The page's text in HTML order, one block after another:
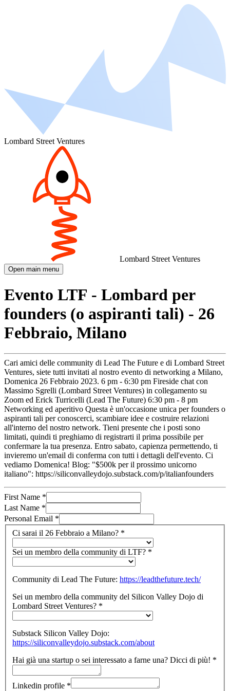
Lombard Street Ventures
Lombard Street Ventures
Open main menu
Evento LTF - Lombard per
founders (o aspiranti tali) - 26
Febbraio, Milano
Cari amici delle community di Lead The Future e di Lombard Street
Ventures, siete tutti invitati al nostro evento di networking a Milano,
Domenica 26 Febbraio 2023. 6 pm - 6:30 pm Fireside chat con
Massimo Sgrelli (Lombard Street Ventures) in collegamento su
Zoom ed Erick Turricelli (Lead The Future) 6:30 pm - 8 pm
Networking ed aperitivo Questa è un'occasione unica per founders o
aspiranti tali per conoscerci, scambiare idee e costruire relazioni
all'interno del nostro network. Tieni presente che i posti sono
limitati, quindi ti preghiamo di registrarti il prima possibile per
confermare la tua presenza. Entro sabato, capienza permettendo, ti
invieremo un'email di conferma con tutti i dettagli dell'evento. Ci
vediamo Domenica! Blog: "$500k per il prossimo unicorno
italiano": https://siliconvalleydojo.substack.com/p/italianfounders
First Name *
Last Name *
Personal Email *
Ci sarai il 26 Febbraio a Milano? *
Sei un membro della community di LTF? *
Community di Lead The Future: https://leadthefuture.tech/
Sei un membro della community del Silicon Valley Dojo di
Lombard Street Ventures? *
Substack Silicon Valley Dojo:
https://siliconvalleydojo.substack.com/about
Hai già una startup o sei interessato a farne una? Dicci di più! *
Linkedin profile *